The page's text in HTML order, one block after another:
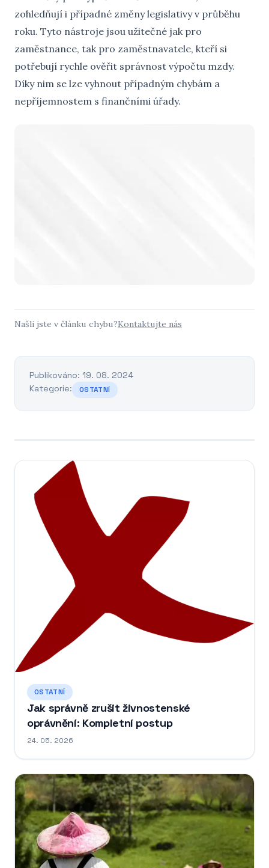
zohledňují i případné změny legislativy v průběhu
roku. Tyto nástroje jsou užitečné jak pro
zaměstnance, tak pro zaměstnavatele, kteří si
potřebují rychle ověřit správnost výpočtu mzdy.
Díky nim se lze vyhnout případným chybám a
nepříjemnostem s finančními úřady.
Našli jste v článku chybu?Kontaktujte nás
Publikováno: 19. 08. 2024
Kategorie:
OSTATNÍ
OSTATNÍ
Jak správně zrušit živnostenské
oprávnění: Kompletní postup
24. 05. 2026